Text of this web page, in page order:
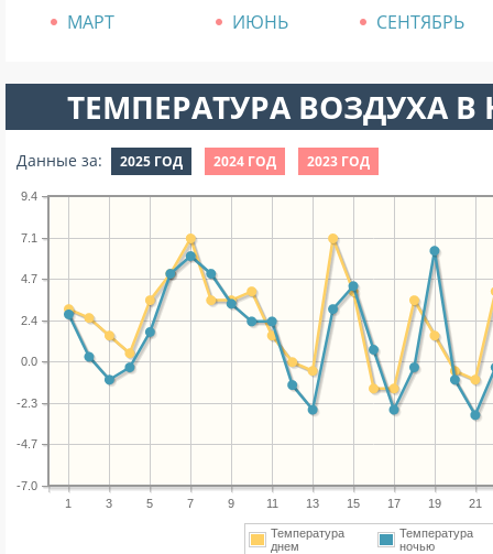
МАРТ
ИЮНЬ СЕНТЯБРЬ
ТЕМПЕРАТУРА ВОЗДУХА В
Данные за: 2025 ГОД 2024 ГОД 2023 ГОД
1 3 5 7 9 11 13 15 17 19 21
-7.0
-4.7
-2.3
0.0
2.4
4.7
7.1
9.4
Температура
днем
Температура
ночью